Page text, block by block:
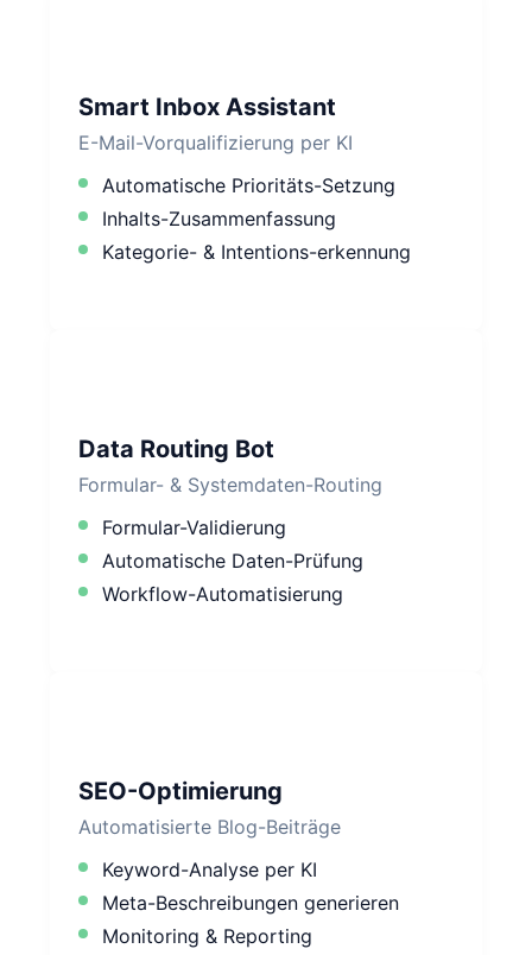
Smart Inbox Assistant
E-Mail-Vorqualifizierung per KI
Automatische Prioritäts-Setzung
Inhalts-Zusammenfassung
Kategorie- & Intentions-erkennung
Data Routing Bot
Formular- & Systemdaten-Routing
Formular-Validierung
Automatische Daten-Prüfung
Workflow-Automatisierung
SEO-Optimierung
Automatisierte Blog-Beiträge
Keyword-Analyse per KI
Meta-Beschreibungen generieren
Monitoring & Reporting